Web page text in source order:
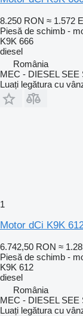
8.250 RON ≈ 1.572
Piesă de schimb -
K9K 666
diesel
România
MEC - DIESEL SEE
Luați legătura cu
1
Motor dCi K9K
6.742,50 RON ≈
Piesă de schimb -
K9K 612
diesel
România
MEC - DIESEL SEE
Luați legătura cu